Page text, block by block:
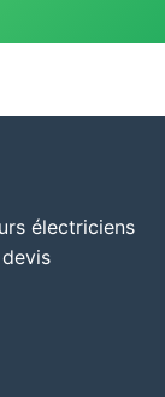
électriciens